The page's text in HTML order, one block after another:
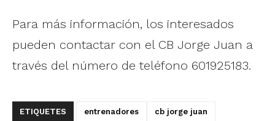
Para más información, los interesados
pueden contactar con el CB Jorge Juan a
través del número de teléfono 601925183.
ETIQUETES entrenadores cb jorge juan